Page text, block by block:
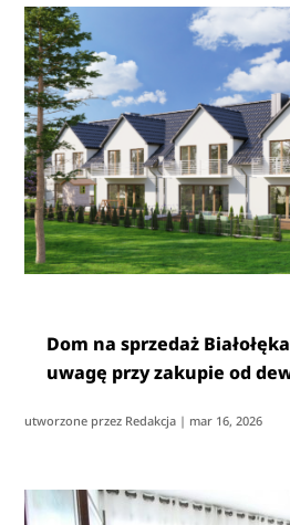
Dom na sprzedaż
uwagę przy zakupie od
utworzone przez Redakcja | mar 16, 2026